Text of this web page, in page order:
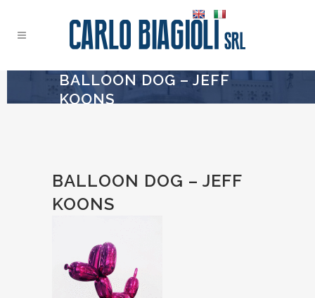
BALLOON DOG – JEFF
KOONS
BALLOON DOG – JEFF
KOONS